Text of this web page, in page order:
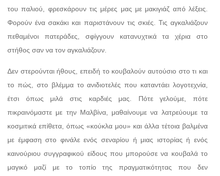
του παλιού, φρεσκάρουν τις μέρες μας με μακιγιάζ από λέξεις.
Φορούν ένα σακάκι και παριστάνουν τις σκιές. Τις αγκαλιάζουν
πεθαμένοι πατεράδες, σφίγγουν κατανυχτικά τα χέρια στο
στήθος σαν να τον αγκαλιάζουν.
Δεν στερούνται ήθους, επειδή το κουβαλούν αυτούσιο στο τι και
το πώς, στο βλέμμα το ανιδιοτελές που καταντάει λογοτεχνία,
έτσι όπως μιλά στις καρδιές μας. Πότε γελούμε, πότε
πικραινόμαστε με την Μαλβίνα, μαθαίνουμε να λατρεύουμε τα
κοσμιτικά επίθετα, όπως «κούκλα μου» και άλλα τέτοια βαλμένα
με έμφαση στο φινάλε ενός σεναρίου ή μιας ιστορίας ή ενός
καινούριου συγγραφικού είδους που μπορούσε να κουβαλά το
μαγικό μαζί με το τοπίο της πραγματικότητας που δεν